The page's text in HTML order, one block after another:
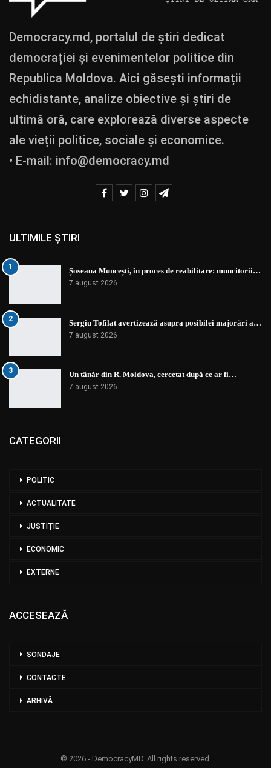
Democracy.md, portalul de știri dedicat
democrației și evenimentelor politice din
Republica Moldova. Aici găsești informații
echidistante, analize obiective și știri de
ultimă oră, care explorează diverse aspecte
ale vieții politice, sociale și economice.
• E-mail: info@democracy.md
ULTIMILE ȘTIRI
1 Șoseaua Muncești, în proces de reabilitare: muncitorii…
7 august 2026
2 Sergiu Tofilat avertizează asupra posibilei majorări a…
7 august 2026
3 Un tânăr din R. Moldova, cercetat după ce ar fi…
7 august 2026
CATEGORII
POLITIC
ACTUALITATE
JUSTIȚIE
ECONOMIC
EXTERNE
ACCESEAZĂ
SONDAJE
CONTACTE
ARHIVĂ
© 2026 - DemocracyMD. All rights reserved.